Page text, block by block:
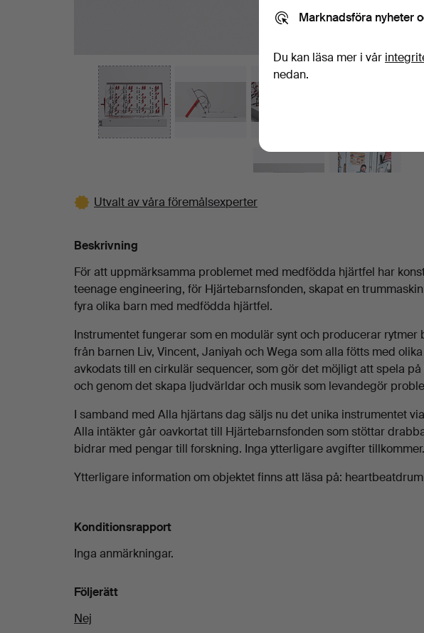
Utvalt av våra föremålsexperter
Beskrivning
För att uppmärksamma problemet med medfödda hjärtfel har
teenage engineering, för Hjärtebarnsfonden, skapat en
fyra olika barn med medfödda hjärtfel.
Instrumentet fungerar som en modulär synt och producerar rytmer
från barnen Liv, Vincent, Janiyah och Wega som alla fötts med
avkodats till en cirkulär sequencer, som gör det möjligt att spela
och genom det skapa ljudvärldar och musik som levandegör
I samband med Alla hjärtans dag säljs nu det unika instrumentet
Alla intäkter går oavkortat till Hjärtebarnsfonden som stöttar
bidrar med pengar till forskning. Inga ytterligare avgifter tillkommer.
Ytterligare information om objektet finns att läsa på:
Konditionsrapport
Inga anmärkningar.
Följerätt
Nej
Marknadsföra nyheter
Du kan läsa mer i vår
nedan.